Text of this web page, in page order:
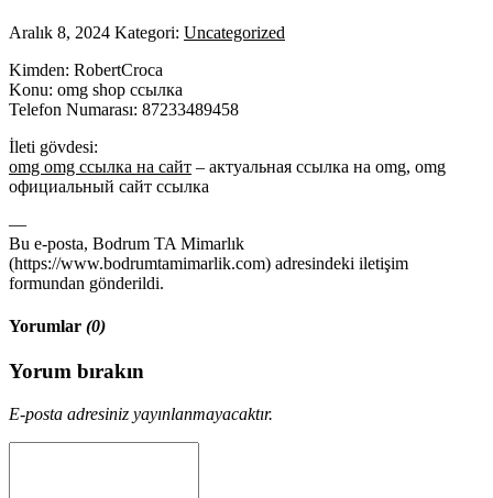
Aralık 8, 2024 Kategori: Uncategorized
Kimden: RobertCroca
Konu: omg shop ссылка
Telefon Numarası: 87233489458
İleti gövdesi:
omg omg ссылка на сайт – актуальная ссылка на omg, omg
официальный сайт ссылка
—
Bu e-posta, Bodrum TA Mimarlık
(https://www.bodrumtamimarlik.com) adresindeki iletişim
formundan gönderildi.
Yorumlar (0)
Yorum bırakın
E-posta adresiniz yayınlanmayacaktır.